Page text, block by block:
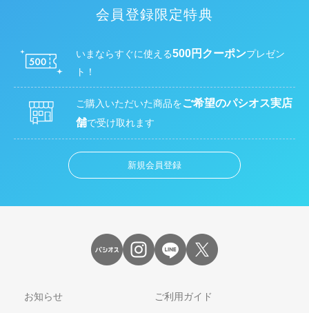
会員登録限定特典
いまならすぐに使える500円クーポンプレゼン
ト！
ご購入いただいた商品をご希望のパシオス実店
舗で受け取れます
新規会員登録
お知らせ
ご利用ガイド